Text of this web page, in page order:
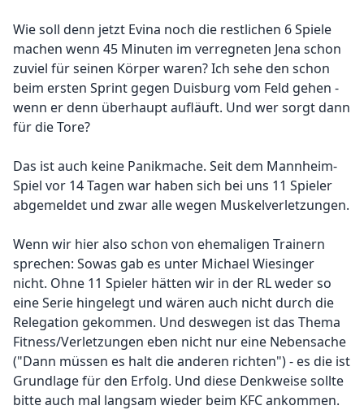
Wie soll denn jetzt Evina noch die restlichen 6 Spiele
machen wenn 45 Minuten im verregneten Jena schon
zuviel für seinen Körper waren? Ich sehe den schon
beim ersten Sprint gegen Duisburg vom Feld gehen -
wenn er denn überhaupt aufläuft. Und wer sorgt dann
für die Tore?
Das ist auch keine Panikmache. Seit dem Mannheim-
Spiel vor 14 Tagen war haben sich bei uns 11 Spieler
abgemeldet und zwar alle wegen Muskelverletzungen.
Wenn wir hier also schon von ehemaligen Trainern
sprechen: Sowas gab es unter Michael Wiesinger
nicht. Ohne 11 Spieler hätten wir in der RL weder so
eine Serie hingelegt und wären auch nicht durch die
Relegation gekommen. Und deswegen ist das Thema
Fitness/Verletzungen eben nicht nur eine Nebensache
("Dann müssen es halt die anderen richten") - es die ist
Grundlage für den Erfolg. Und diese Denkweise sollte
bitte auch mal langsam wieder beim KFC ankommen.